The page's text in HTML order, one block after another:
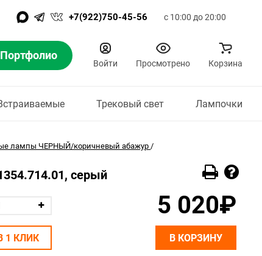
+7(922)750-45-56 с 10:00 до 20:00
Портфолио
Войти Просмотрено Корзина
Трековый свет Лампочки
лампы ЧЕРНЫЙ/коричневый абажур/
серый
5 020₽
1 КЛИК В КОРЗИНУ